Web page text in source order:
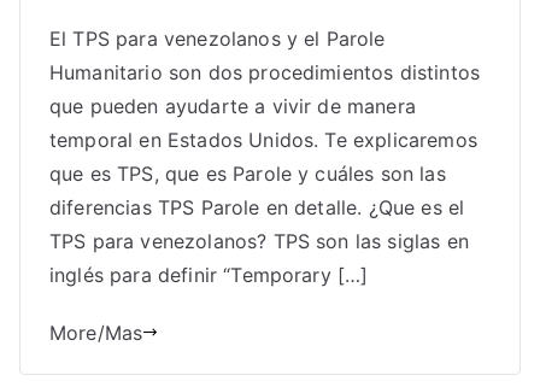
El TPS para venezolanos y el Parole
Humanitario son dos procedimientos distintos
que pueden ayudarte a vivir de manera
temporal en Estados Unidos. Te explicaremos
que es TPS, que es Parole y cuáles son las
diferencias TPS Parole en detalle. ¿Que es el
TPS para venezolanos? TPS son las siglas en
inglés para definir “Temporary […]
More/Mas